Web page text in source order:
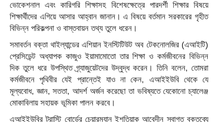
ভোকেশনাল এবং কারিগরি শিক্ষাসহ বিশেষক্ষেত্রে পারদর্শী শিক্ষার বিষয়ে
শিক্ষার্থীদের এগিয়ে আসার আহ্বান জানান। এ বিষয়ে বর্তমান সরকারের গৃহীত
বিভিন্ন পরিকল্পনা ও বাস্তবায়ন তথ্য তুলে ধরেন।
সমাবর্তন বক্তা থাইল্যান্ডের এশিয়ান ইনস্টিটিউট অব টেকনোলজির (এআইটি)
প্রেসিডেন্ট অধ্যাপক কাজুও ইয়ামামোতো তার শিক্ষা ও কর্মজীবনের বিভিন্ন
দিক তুলে ধরে উপস্থিত গ্র্যাজুয়েটদের উদ্বুদ্ধ করেন। তিনি বলেন, তোমরা
কর্মজীবনে পৃথিবীর যেই প্রান্তেই যাও না কেন, এআইইউবি থেকে যে
মূল্যবোধ, জ্ঞান, সততা, আদর্শ অর্জন করেছো তা ভবিষ্যতে যেকোনো চ্যালেঞ্জ
মোকাবিলায় সহায়ক ভূমিকা পালন করবে।
এআইইউবির ট্রাস্টি বোর্ডের চেয়ারম্যান ইশতিয়াক আবেদীন স্বাগত বক্তব্যে